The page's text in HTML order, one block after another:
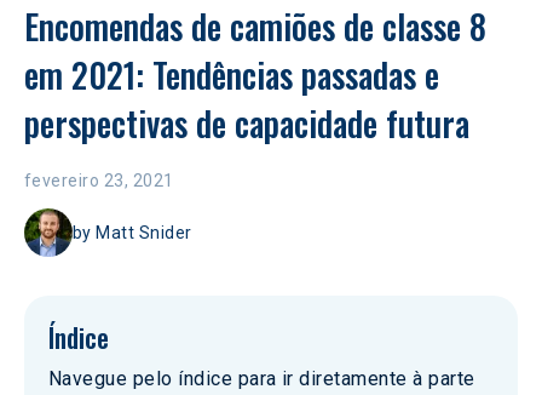
Encomendas de camiões de classe 8
em 2021: Tendências passadas e
perspectivas de capacidade futura
fevereiro 23, 2021
by Matt Snider
Índice
Navegue pelo índice para ir diretamente à parte